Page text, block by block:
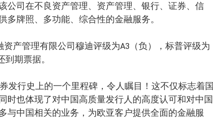
公司在不良资产管理、资产管理、银行、证券、信
牌照、多功能、综合性的金融服务。
产管理有限公司穆迪评级为A3（负），标普评级为
期票据。
发行史上的一个里程碑，令人瞩目！这不仅标志着国
时也体现了对中国高质量发行人的高度认可和对中国
与中国相关的业务，为欧亚客户提供全面的金融服